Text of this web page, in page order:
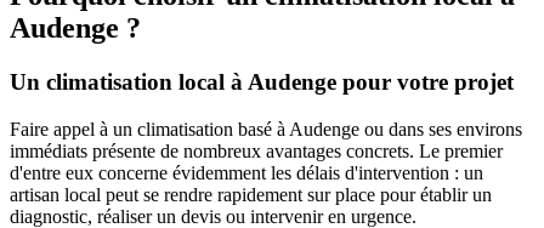
Audenge ?
Un climatisation local à Audenge pour votre projet
Faire appel à un climatisation basé à Audenge ou dans ses environs
immédiats présente de nombreux avantages concrets. Le premier
d'entre eux concerne évidemment les délais d'intervention : un
artisan local peut se rendre rapidement sur place pour établir un
diagnostic, réaliser un devis ou intervenir en urgence.